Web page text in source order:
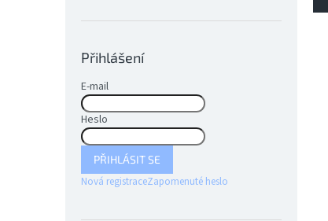
Přihlášení
E-mail
Heslo
PŘIHLÁSIT SE
Nová registraceZapomenuté heslo